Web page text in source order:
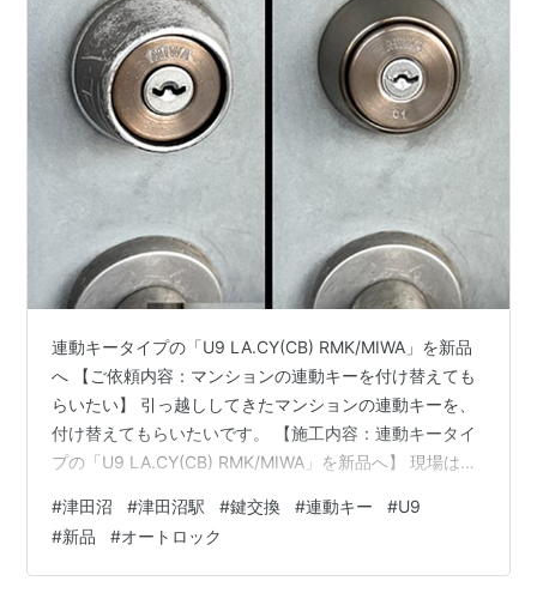
連動キータイプの「U9 LA.CY(CB) RMK/MIWA」を新品
へ 【ご依頼内容：マンションの連動キーを付け替えても
らいたい】 引っ越ししてきたマンションの連動キーを、
付け替えてもらいたいです。 【施工内容：連動キータイ
プの「U9 LA.CY(CB) RMK/MIWA」を新品へ】 現場は、
のオートロックとの連動キータイプであり、以下の2パタ
ーンのご提案が可能です。 １つ目は既存と同じオートロ
ック連動キータイプへの交換、そして２つ目が玄関ドア
#津田沼 #津田沼駅 #鍵交換 #連動キー #U9
#新品 #オートロック